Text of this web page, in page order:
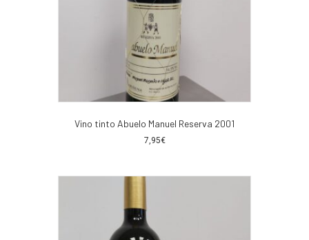
Vino tinto Abuelo Manuel Reserva 2001
7,95€